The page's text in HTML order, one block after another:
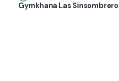
Gymkhana Las